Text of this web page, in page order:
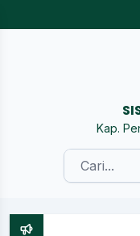
SISTEM
Kap.